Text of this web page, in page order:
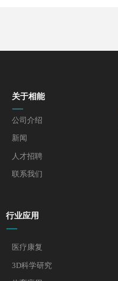
公司介绍
新闻
人才招聘
联系我们
关于相能
—
行业应用
—
医疗康复
3D科学研究